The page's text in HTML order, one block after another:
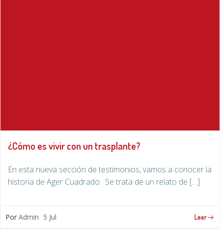
¿Cómo es vivir con un trasplante?
En esta nueva sección de testimonios, vamos a conocer la
historia de Ager Cuadrado. Se trata de un relato de […]
Por Admin 5 Jul Leer